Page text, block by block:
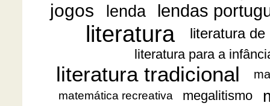
jogos lenda lendas
literatura literatura
literatura para a
literatura tradicional
matemática recreativa megalitismo